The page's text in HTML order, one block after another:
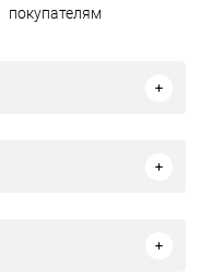
покупателям